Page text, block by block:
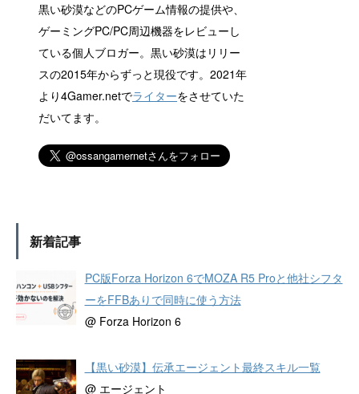
黒い砂漠などのPCゲーム情報の提供や、
ゲーミングPC/PC周辺機器をレビューし
ている個人ブロガー。黒い砂漠はリリー
スの2015年からずっと現役です。2021年
より4Gamer.netでライターをさせていた
だいてます。
新着記事
PC版Forza Horizon 6でMOZA R5 Proと他社シフタ
ーをFFBありで同時に使う方法
@ Forza Horizon 6
【黒い砂漠】伝承エージェント最終スキル一覧
@ エージェント